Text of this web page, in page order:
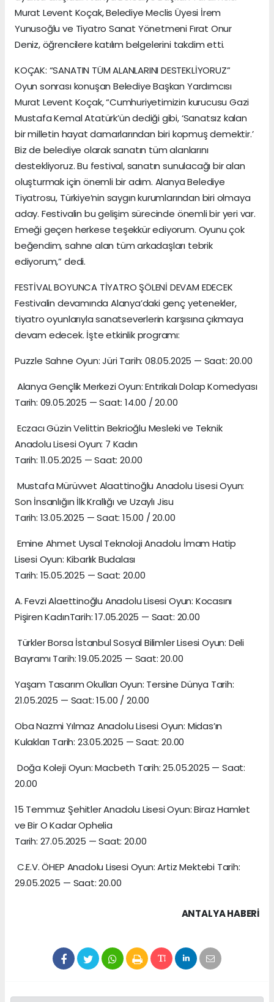
Murat Levent Koçak, Belediye Meclis Üyesi İrem
Yunusoğlu ve Tiyatro Sanat Yönetmeni Fırat Onur
Deniz, öğrencilere katılım belgelerini takdim etti.
KOÇAK: “SANATIN TÜM ALANLARINI DESTEKLİYORUZ”
Oyun sonrası konuşan Belediye Başkan Yardımcısı
Murat Levent Koçak, “Cumhuriyetimizin kurucusu Gazi
Mustafa Kemal Atatürk’ün dediği gibi, ‘Sanatsız kalan
bir milletin hayat damarlarından biri kopmuş demektir.’
Biz de belediye olarak sanatın tüm alanlarını
destekliyoruz. Bu festival, sanatın sunulacağı bir alan
oluşturmak için önemli bir adım. Alanya Belediye
Tiyatrosu, Türkiye’nin saygın kurumlarından biri olmaya
aday. Festivalin bu gelişim sürecinde önemli bir yeri var.
Emeği geçen herkese teşekkür ediyorum. Oyunu çok
beğendim, sahne alan tüm arkadaşları tebrik
ediyorum,” dedi.
FESTİVAL BOYUNCA TİYATRO ŞÖLENİ DEVAM EDECEK
Festivalin devamında Alanya’daki genç yetenekler,
tiyatro oyunlarıyla sanatseverlerin karşısına çıkmaya
devam edecek. İşte etkinlik programı:
Puzzle Sahne Oyun: Jüri Tarih: 08.05.2025 — Saat: 20.00
Alanya Gençlik Merkezi Oyun: Entrikalı Dolap Komedyası
Tarih: 09.05.2025 — Saat: 14.00 / 20.00
Eczacı Güzin Velittin Bekrioğlu Mesleki ve Teknik
Anadolu Lisesi Oyun: 7 Kadın
Tarih: 11.05.2025 — Saat: 20.00
Mustafa Mürüvvet Alaattinoğlu Anadolu Lisesi Oyun:
Son İnsanlığın İlk Krallığı ve Uzaylı Jisu
Tarih: 13.05.2025 — Saat: 15.00 / 20.00
Emine Ahmet Uysal Teknoloji Anadolu İmam Hatip
Lisesi Oyun: Kibarlık Budalası
Tarih: 15.05.2025 — Saat: 20.00
A. Fevzi Alaettinoğlu Anadolu Lisesi Oyun: Kocasını
Pişiren KadınTarih: 17.05.2025 — Saat: 20.00
Türkler Borsa İstanbul Sosyal Bilimler Lisesi Oyun: Deli
Bayramı Tarih: 19.05.2025 — Saat: 20.00
Yaşam Tasarım Okulları Oyun: Tersine Dünya Tarih:
21.05.2025 — Saat: 15.00 / 20.00
Oba Nazmi Yılmaz Anadolu Lisesi Oyun: Midas’ın
Kulakları Tarih: 23.05.2025 — Saat: 20.00
Doğa Koleji Oyun: Macbeth Tarih: 25.05.2025 — Saat:
20.00
15 Temmuz Şehitler Anadolu Lisesi Oyun: Biraz Hamlet
ve Bir O Kadar Ophelia
Tarih: 27.05.2025 — Saat: 20.00
C.E.V. ÖHEP Anadolu Lisesi Oyun: Artiz Mektebi Tarih:
29.05.2025 — Saat: 20.00
ANTALYA HABERİ